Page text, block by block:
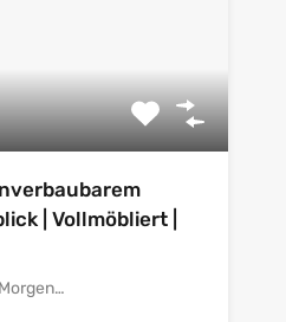
| Vollmöbliert |